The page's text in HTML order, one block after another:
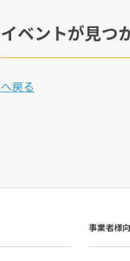
ベントが見つ
戻る
事業者様